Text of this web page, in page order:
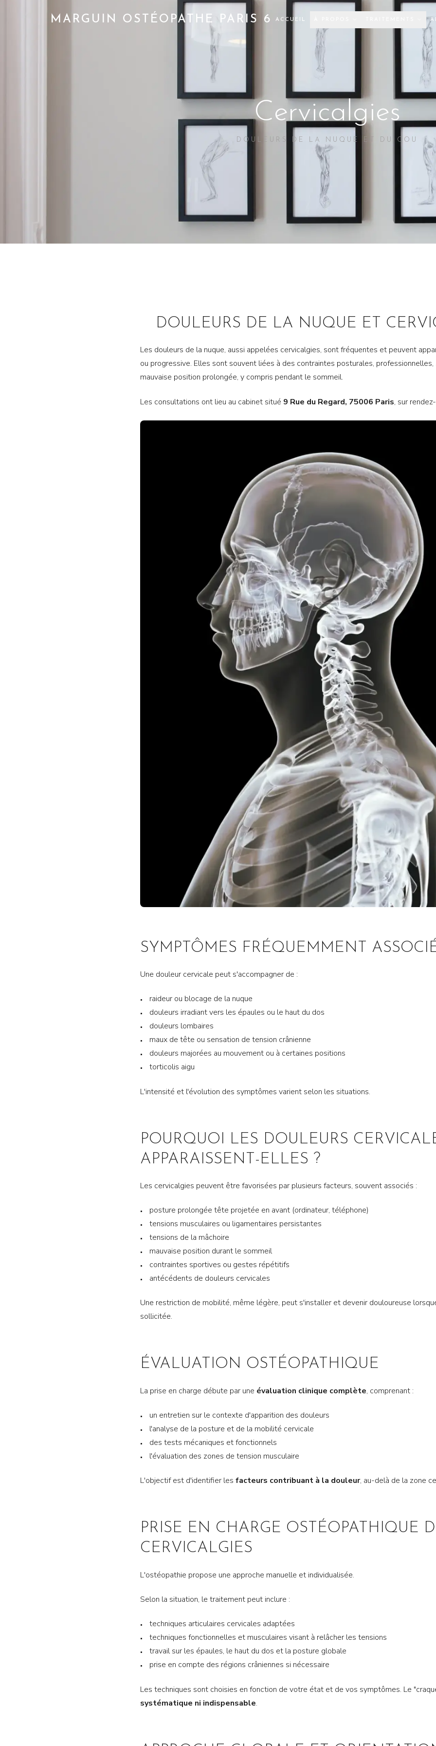
MARGUIN OSTÉOPATHE PARIS 6 ACCUEIL
Cervicalgies
DOULEURS DE LA NUQUE ET DU COU
DOULEURS DE LA NUQUE ET
Les douleurs de la nuque, aussi appelées cervicalgies, sont fréquentes et peuvent
ou progressive. Elles sont souvent liées à des contraintes posturales,
mauvaise position prolongée, y compris pendant le sommeil.
Les consultations ont lieu au cabinet situé 9 Rue du Regard, 75006 Paris, sur
SYMPTÔMES FRÉQUEMMENT
Une douleur cervicale peut s'accompagner de :
raideur ou blocage de la nuque
douleurs irradiant vers les épaules ou le haut du dos
douleurs lombaires
maux de tête ou sensation de tension crânienne
douleurs majorées au mouvement ou à certaines positions
torticolis aigu
L'intensité et l'évolution des symptômes varient selon les situations.
POURQUOI LES DOULEURS
APPARAISSENT-ELLES ?
Les cervicalgies peuvent être favorisées par plusieurs facteurs, souvent associés :
posture prolongée tête projetée en avant (ordinateur, téléphone)
tensions musculaires ou ligamentaires persistantes
tensions de la mâchoire
mauvaise position durant le sommeil
contraintes sportives ou gestes répétitifs
antécédents de douleurs cervicales
Une restriction de mobilité, même légère, peut s'installer et devenir douloureuse
sollicitée.
ÉVALUATION OSTÉOPATHIQUE
La prise en charge débute par une évaluation clinique complète, comprenant :
un entretien sur le contexte d'apparition des douleurs
l'analyse de la posture et de la mobilité cervicale
des tests mécaniques et fonctionnels
l'évaluation des zones de tension musculaire
L'objectif est d'identifier les facteurs contribuant à la douleur, au-delà de la zone
PRISE EN CHARGE OSTÉOPATHIQUE
CERVICALGIES
L'ostéopathie propose une approche manuelle et individualisée.
Selon la situation, le traitement peut inclure :
techniques articulaires cervicales adaptées
techniques fonctionnelles et musculaires visant à relâcher les tensions
travail sur les épaules, le haut du dos et la posture globale
prise en compte des régions crâniennes si nécessaire
Les techniques sont choisies en fonction de votre état et de vos symptômes. Le
systématique ni indispensable.